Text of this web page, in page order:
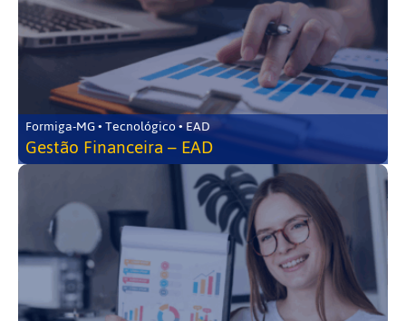
Formiga-MG • Tecnológico • EAD
Gestão Financeira – EAD